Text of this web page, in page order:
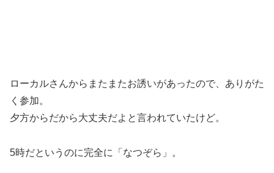
ローカルさんからまたまたお誘いがあったので、ありがた
く参加。
夕方からだから大丈夫だよと言われていたけど。
5時だというのに完全に「なつぞら」。